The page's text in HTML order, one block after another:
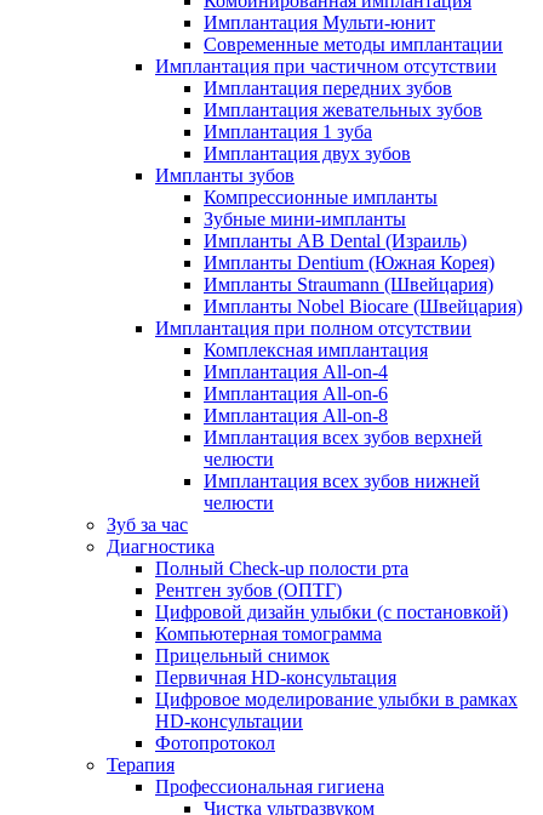
Имплантация Мульти-юнит
Современные методы имплантации
Имплантация при частичном отсутствии
Имплантация передних зубов
Имплантация жевательных зубов
Имплантация 1 зуба
Имплантация двух зубов
Импланты зубов
Компрессионные импланты
Зубные мини-импланты
Импланты AB Dental (Израиль)
Импланты Dentium (Южная Корея)
Импланты Straumann (Швейцария)
Импланты Nobel Biocare (Швейцария)
Имплантация при полном отсутствии
Комплексная имплантация
Имплантация All-on-4
Имплантация All-on-6
Имплантация All-on-8
Имплантация всех зубов верхней
челюсти
Имплантация всех зубов нижней
челюсти
Зуб за час
Диагностика
Полный Check-up полости рта
Рентген зубов (ОПТГ)
Цифровой дизайн улыбки (с постановкой)
Компьютерная томограмма
Прицельный снимок
Первичная HD-консультация
Цифровое моделирование улыбки в рамках
HD-консультации
Фотопротокол
Терапия
Профессиональная гигиена
Чистка ультразвуком